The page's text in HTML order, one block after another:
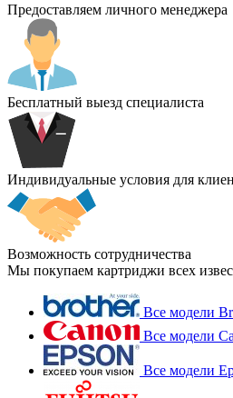
Предоставляем личного менеджера
Бесплатный выезд специалиста
Индивидуальные условия для
Возможность сотрудничества
Мы покупаем картриджи всех
Все модели
Все модели
Все модели